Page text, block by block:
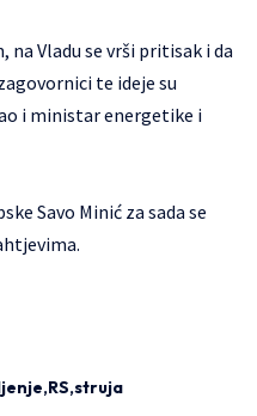
Vladu se vrši pritisak i da
te ideje su
i ministar energetike i
Savo Minić za sada se
RS struja